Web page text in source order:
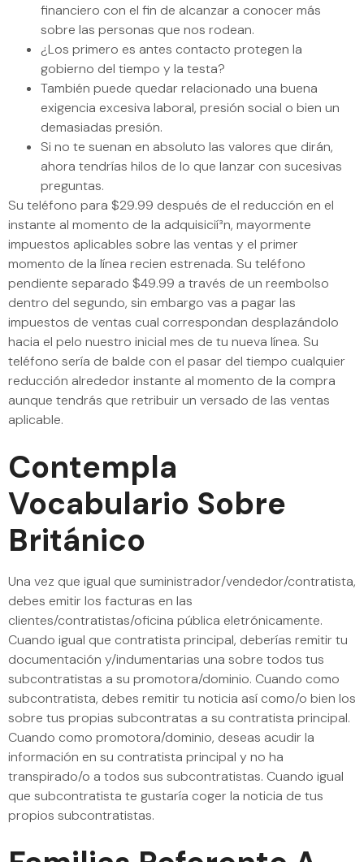
financiero con el fin de alcanzar a conocer más
sobre las personas que nos rodean.
¿Los primero es antes contacto protegen la
gobierno del tiempo y la testa?
También puede quedar relacionado una buena
exigencia excesiva laboral, presión social o bien un
demasiadas presión.
Si no te suenan en absoluto las valores que dirán,
ahora tendrí­as hilos de lo que lanzar con sucesivas
preguntas.
Su teléfono para $29.99 después de el reducción en el
instante al momento de la adquisicií³n, mayormente
impuestos aplicables sobre las ventas y el primer
momento de la línea recien estrenada. Su teléfono
pendiente separado $49.99 a través de un reembolso
dentro del segundo, sin embargo vas a pagar las
impuestos de ventas cual correspondan desplazándolo
hacia el pelo nuestro inicial mes de tu nueva línea. Su
teléfono serí­a de balde con el pasar del tiempo cualquier
reducción alrededor instante al momento de la compra
aunque tendrás que retribuir un versado de las ventas
aplicable.
Contempla
Vocabulario Sobre
Británico
Una vez que igual que suministrador/vendedor/contratista,
debes emitir los facturas en las
clientes/contratistas/oficina pública eletrónicamente.
Cuando igual que contratista principal, deberías remitir tu
documentación y/indumentarias una sobre todos tus
subcontratistas a su promotora/dominio. Cuando como
subcontratista, debes remitir tu noticia así­ como/o bien los
sobre tus propias subcontratas a su contratista principal.
Cuando como promotora/dominio, deseas acudir la
información en su contratista principal y no ha
transpirado/o a todos sus subcontratistas. Cuando igual
que subcontratista te gustaría coger la noticia de tus
propios subcontratistas.